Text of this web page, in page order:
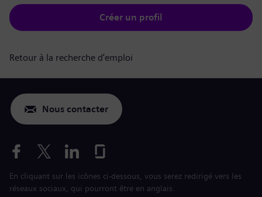
Créer un profil
Retour à la recherche d’emploi
Nous contacter
En cliquant sur les icônes ci-dessous, vous serez redirigé vers les
réseaux sociaux, qui pourront être en anglais.